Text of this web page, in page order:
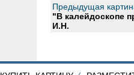
Предыдущая
"В калейдоскопе
И.Н.